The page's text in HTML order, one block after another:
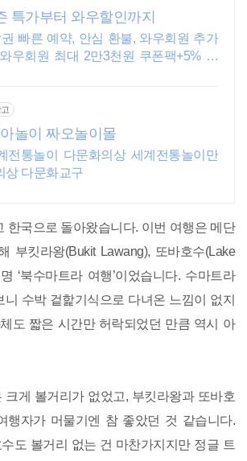
특가부터 와우할인까지
빠른 예약, 안심 환불, 와우회원 추가
우회원 최대 2만3천원 쿠폰팩+5% 추
놀이 짜오놀이몰
전통놀이 다문화의상 세계전통놀이만
상 다문화교구
한국으로 돌아왔습니다. 이번 여행은 메단
부킷라왕(Bukit Lawang), 또바호수(Lake
‘북수마트라 여행’이었습니다. 수마트라
니 수박 겉핥기식으로 다녀온 느낌이 없지
도 짧은 시간만 허락되었던 만큼 역시 아
크게 볼거리가 없었고, 부킷라왕과 또바호
행자가 머물기엔 참 좋았던 것 같습니다.
도 볼거리 없는 건 마찬가지지만 정글 트